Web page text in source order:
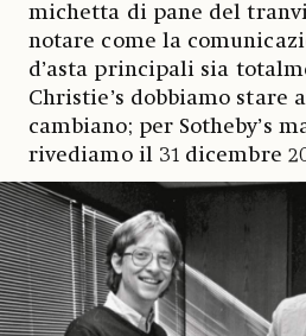
michetta di pane del
notare come la
d’asta principali sia
Christie’s dobbiamo stare
cambiano; per Sotheby’s
rivediamo il 31 dicembre